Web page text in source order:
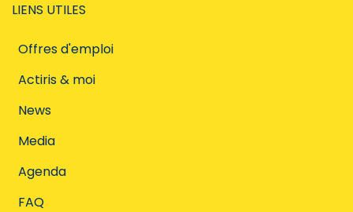
LIENS UTILES
Offres d'emploi
Actiris & moi
News
Media
Agenda
FAQ